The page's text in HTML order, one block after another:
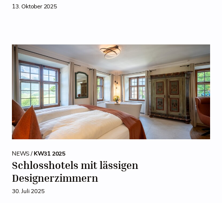
13. Oktober 2025
NEWS /KW31 2025
Schlosshotels mit lässigen
Designerzimmern
30. Juli 2025